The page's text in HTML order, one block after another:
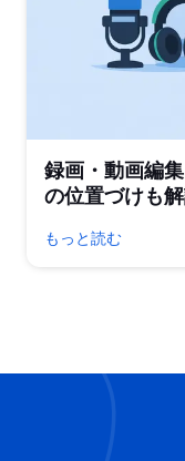
録画・動画編
の位置づけも解
もっと読む